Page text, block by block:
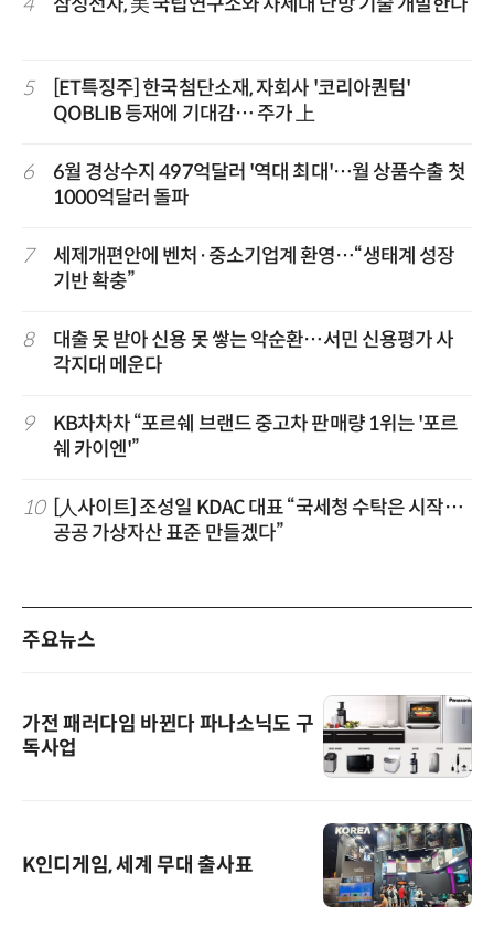
5
[ET특징주] 한국첨단소재, 자회사 '코리아퀀텀'
QOBLIB 등재에 기대감… 주가 上
6
6월 경상수지 497억달러 '역대 최대'…월 상품수출 첫
1000억달러 돌파
7
세제개편안에 벤처·중소기업계 환영…“생태계 성장
기반 확충”
8
대출 못 받아 신용 못 쌓는 악순환…서민 신용평가 사
각지대 메운다
9
KB차차차 “포르쉐 브랜드 중고차 판매량 1위는 '포르
쉐 카이엔'”
10 [人사이트] 조성일 KDAC 대표 “국세청 수탁은 시작…
공공 가상자산 표준 만들겠다”
주요뉴스
가전 패러다임 바뀐다 파나소닉도 구
독사업
K인디게임, 세계 무대 출사표